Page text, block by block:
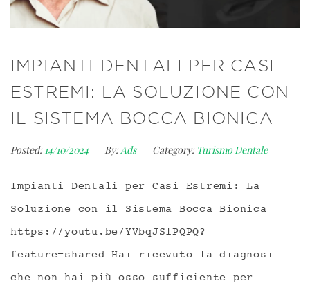
IMPIANTI DENTALI PER CASI
ESTREMI: LA SOLUZIONE CON
IL SISTEMA BOCCA BIONICA
Posted: 14/10/2024 By:Ads Category: Turismo Dentale
Impianti Dentali per Casi Estremi: La
Soluzione con il Sistema Bocca Bionica
https://youtu.be/YVbqJSlPQPQ?
feature=shared Hai ricevuto la diagnosi
che non hai più osso sufficiente per